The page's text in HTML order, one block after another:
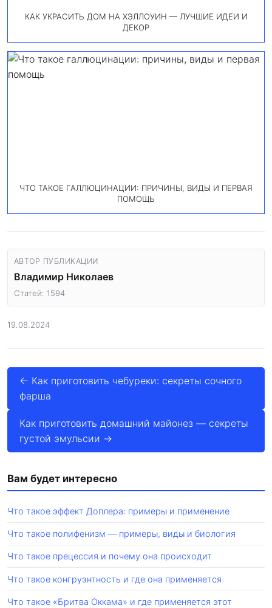
КАК УКРАСИТЬ ДОМ НА ХЭЛЛОУИН — ЛУЧШИЕ ИДЕИ И
ДЕКОР
ЧТО ТАКОЕ ГАЛЛЮЦИНАЦИИ: ПРИЧИНЫ, ВИДЫ И ПЕРВАЯ
ПОМОЩЬ
АВТОР ПУБЛИКАЦИИ
Владимир Николаев
Статей: 1594
19.08.2024
← Как приготовить чебуреки: секреты сочного
фарша
Как приготовить домашний майонез — секреты
густой эмульсии →
Вам будет интересно
Что такое эффект Доплера: примеры и применение
Что такое полифенизм — примеры, виды и биология
Что такое прецессия и почему она происходит
Что такое конгруэнтность и где она применяется
Что такое «Бритва Оккама» и где применяется этот